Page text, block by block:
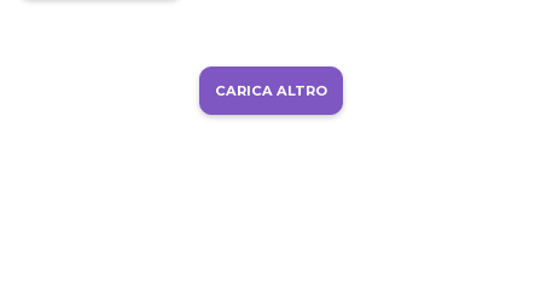
CARICA ALTRO